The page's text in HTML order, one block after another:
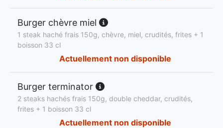
Burger chèvre miel
1 steak haché frais 150g, chèvre, miel, crudités, frites + 1
boisson 33 cl
Actuellement non disponible
Burger terminator
2 steaks hachés frais 150g, double cheddar, crudités,
frites + 1 boisson 33 cl
Actuellement non disponible